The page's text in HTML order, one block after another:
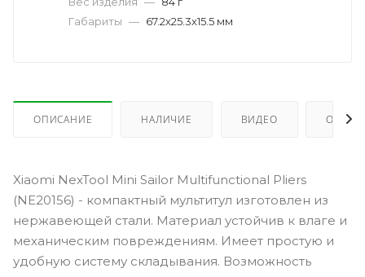
Габариты — 67.2х25.3х15.5 мм
ОПИСАНИЕ НАЛИЧИЕ ВИДЕО
Xiaomi NexTool Mini Sailor Multifunctional Pliers
(NE20156) - компактный мультитул изготовлен из
нержавеющей стали. Материал устойчив к влаге и
механическим повреждениям. Имеет простую и
удобную систему складывания. Возможность